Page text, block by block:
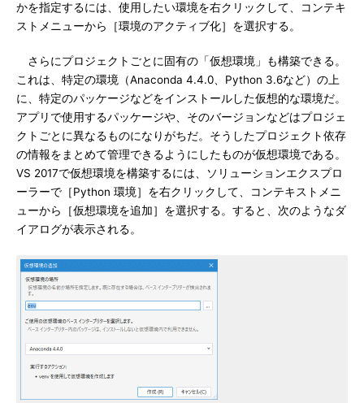
かを指定するには、使用したい環境を右クリックして、コンテキ
ストメニューから［環境のアクティブ化］を選択する。
さらにプロジェクトごとに固有の「仮想環境」も構築できる。
これは、特定の環境（Anaconda 4.4.0、Python 3.6など）の上
に、特定のパッケージなどをインストールした仮想的な環境だ。
アプリで使用するパッケージや、そのバージョンなどはプロジェ
クトごとに異なるものになりがちだ。そうしたプロジェクト依存
の情報をまとめて管理できるようにしたものが仮想環境である。
VS 2017で仮想環境を構築するには、ソリューションエクスプロ
ーラーで［Python 環境］を右クリックして、コンテキストメニ
ューから［仮想環境を追加］を選択する。すると、次のようなダ
イアログが表示される。